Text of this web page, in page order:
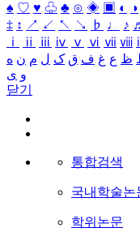
♠ ♡ ♥ ♧ ♣ ⊙ ◈ ▣ ◐ ◑
‡ ↕ ↗ ↙ ↖ ↘ ♭ ♩ ♪ ♬
ⅰ
ⅱ ⅲ ⅳ ⅴ ⅵ ⅶ ⅷ
ظ ع غ ف ق ک ل م ن ه
و ی
닫기
통합검색
국내학술논
학위논문